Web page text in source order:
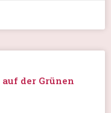
der Grünen